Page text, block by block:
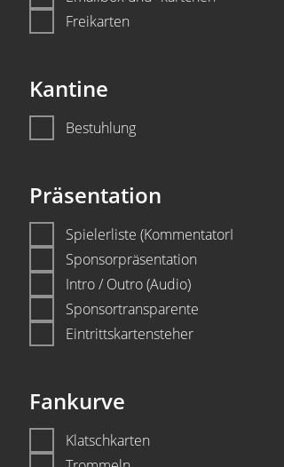
Freikarten
Kantine
Bestuhlung
Präsentation
Spielerliste (KommentatorI
Sponsorpräsentation
Intro / Outro (Audio)
Sponsortransparente
Eintrittskartensteher
Fankurve
Klatschkarten